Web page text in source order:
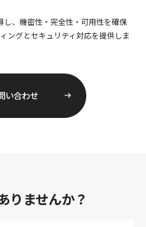
し、機密性・完全性・可用性を確保
ングとセキュリティ対応を提供しま
い合わせ
りませんか？